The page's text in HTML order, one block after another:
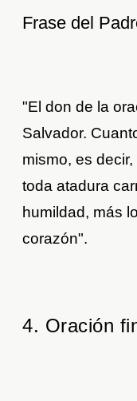
Frase del
"El don de la
Salvador.
mismo, es
toda atadura
humildad, más
corazón".
4. Oración